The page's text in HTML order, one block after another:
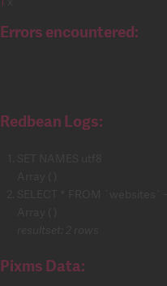
Errors encountered:
Redbean Logs:
Pixms Data: